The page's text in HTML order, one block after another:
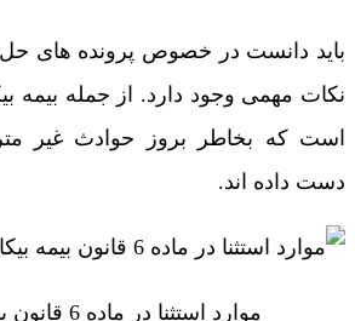
باید دانست در خصوص پرونده های حل
نکات مهمی وجود دارد. از جمله بیمه
است که بخاطر بروز حوادث غیر
دست داده اند.
موارد استثنا در ماده 6 قانون بیمه بیکاری